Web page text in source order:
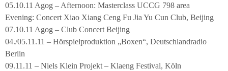
05.10.11 Agog – Afternoon: Masterclass UCCG 798 area
Evening: Concert Xiao Xiang Ceng Fu Jia Yu Cun Club, Beijing
07.10.11 Agog – Club Concert Beijing
04./05.11.11 – Hörspielproduktion „Boxen“, Deutschlandradio
Berlin
09.11.11 – Niels Klein Projekt – Klaeng Festival, Köln